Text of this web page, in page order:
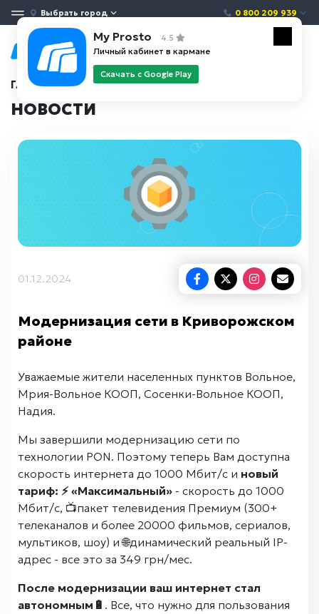
Выбрать город 0 800 209 939
Главная Новости
НОВОСТИ
01.12.2024
Модернизация сети в Криворожском
районе
Уважаемые жители населенных пунктов Вольное,
Мрия-Вольное КООП, Сосенки-Вольное КООП,
Надия.
Мы завершили модернизацию сети по
технологии PON. Поэтому теперь Вам доступна
скорость интернета до 1000 Мбит/с и новый
тариф: ⚡️ «Максимальный» - скорость до 1000
Мбит/с, 📺пакет телевидения Премиум (300+
телеканалов и более 20000 фильмов, сериалов,
мультиков, шоу) и 🌐динамический реальный IP-
адрес - все это за 349 грн/мес.
После модернизации ваш интернет стал
автономным🔋 . Все, что нужно для пользования
My Prosto 4.5
Личный кабинет в кармане
Скачать с Google Play